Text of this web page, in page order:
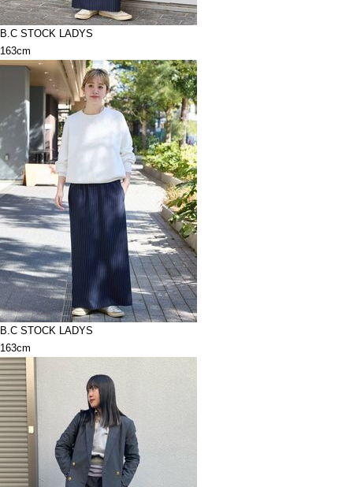
B.C STOCK LADYS
163cm
B.C STOCK LADYS
163cm